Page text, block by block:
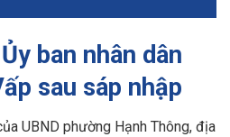
ban nhân dân
sau sáp nhập
UBND phường Hạnh Thông, địa